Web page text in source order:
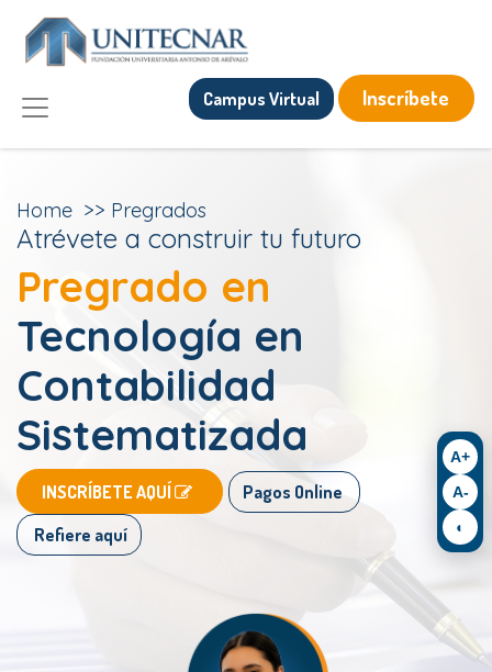
Campus Virtual Inscríbete
Home >> Pregrados
Atrévete a construir tu futuro
Pregrado en
Tecnología en
Contabilidad
Sistematizada
​INSCRÍBETE AQUÍ Pagos Online
Refiere aquí
A+
A-
◐